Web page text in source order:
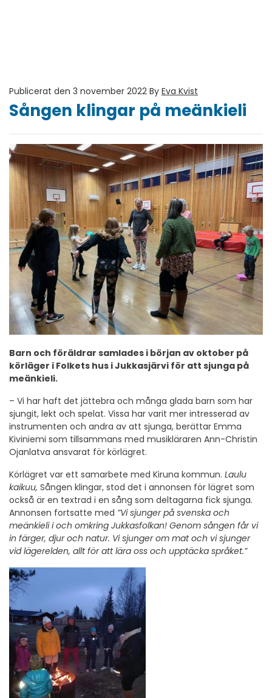
Publicerat den 3 november 2022 By Eva Kvist
Sången klingar på meänkieli
Barn och föräldrar samlades i början av oktober på
körläger i Folkets hus i Jukkasjärvi för att sjunga på
meänkieli.
– Vi har haft det jättebra och många glada barn som har
sjungit, lekt och spelat. Vissa har varit mer intresserad av
instrumenten och andra av att sjunga, berättar Emma
Kiviniemi som tillsammans med musikläraren Ann-Christin
Ojanlatva ansvarat för körlägret.
Körlägret var ett samarbete med Kiruna kommun. Laulu
kaikuu, Sången klingar, stod det i annonsen för lägret som
också är en textrad i en sång som deltagarna fick sjunga.
Annonsen fortsatte med ”Vi sjunger på svenska och
meänkieli i och omkring Jukkasfolkan! Genom sången får vi
in färger, djur och natur. Vi sjunger om mat och vi sjunger
vid lägerelden, allt för att lära oss och upptäcka språket.”